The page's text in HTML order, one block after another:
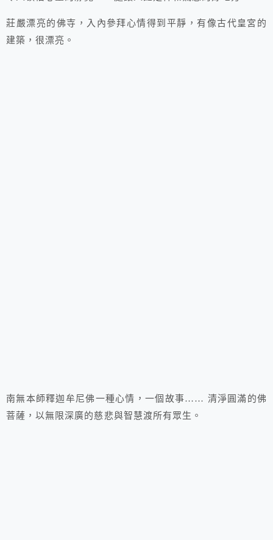
莊嚴漂亮的佛寺，入內參拜心情得到平靜，有像古代皇宮的
建築，很漂亮。
南無本師釋迦牟尼佛一種心情，一個故事…… 清淨圓滿的佛
菩薩，以無限深廣的慈悲與智慧渡所有眾生。